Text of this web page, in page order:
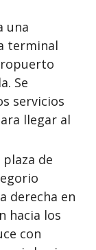
una
terminal
Se
servicios
llegar al
de
derecha en
hacia los
con